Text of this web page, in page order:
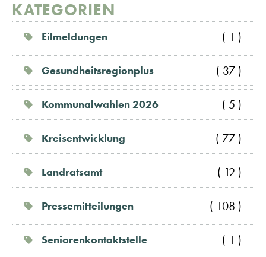
KATEGORIEN
Eilmeldungen ( 1 )
Gesundheitsregionplus ( 37 )
Kommunalwahlen 2026 ( 5 )
Kreisentwicklung ( 77 )
Landratsamt ( 12 )
Pressemitteilungen ( 108 )
Seniorenkontaktstelle ( 1 )